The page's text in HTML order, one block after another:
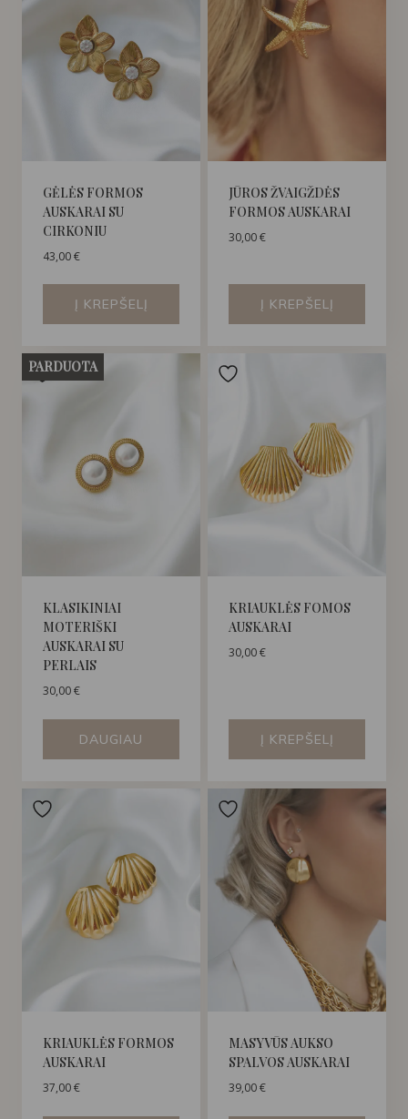
GĖLĖS FORMOS
AUSKARAI SU
CIRKONIU
43,00€
Į KREPŠELĮ
JŪROS ŽVAIGŽDĖS
FORMOS AUSKARAI
30,00€
Į KREPŠELĮ
PARDUOTA
KLASIKINIAI
MOTERIŠKI
AUSKARAI SU
PERLAIS
30,00€
DAUGIAU
KRIAUKLĖS FOMOS
AUSKARAI
30,00€
Į KREPŠELĮ
KRIAUKLĖS FORMOS
AUSKARAI
37,00€
MASYVŪS AUKSO
SPALVOS AUSKARAI
39,00€